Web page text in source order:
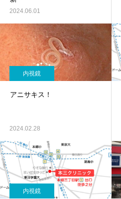
2024.06.01
内視鏡
アニサキス！
2024.02.28
内視鏡